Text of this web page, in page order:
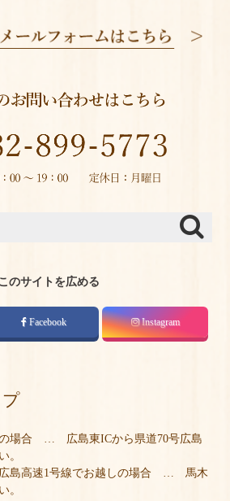
のサイトを広める
Facebook Instagram
の場合 … 広島東ICから県道70号広島
。
広島高速1号線でお越しの場合 … 馬木
。